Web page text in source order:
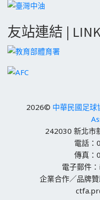
友站連結 |
2026© 中華民國足
242030 新北市
電話
傳真：
電子郵件
企業合作／品牌